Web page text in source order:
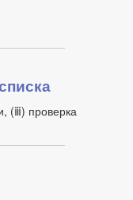
(ⅲ) проверка